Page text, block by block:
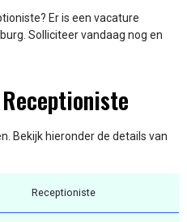
Er is een vacature
Solliciteer vandaag nog en
Bekijk hieronder de details van
Receptioniste